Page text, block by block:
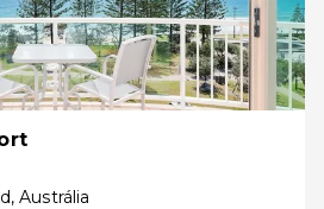
, Austrália